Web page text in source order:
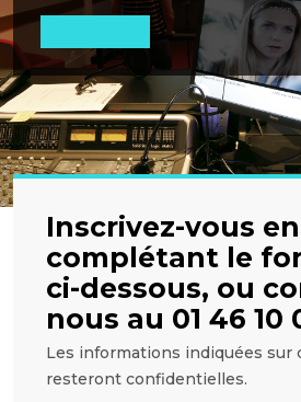
Inscrivez-vous en
complétant le
ci-dessous, ou
nous au 01 46 10
Les informations indiquées sur
resteront confidentielles.